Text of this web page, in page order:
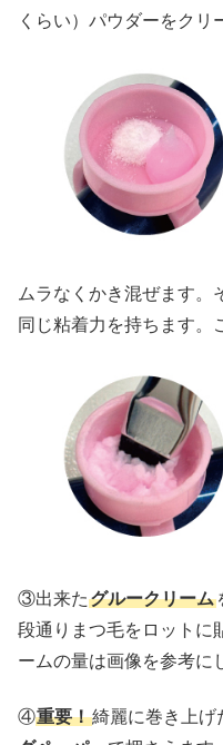
くらい）パウダーをクリ
ムラなくかき混ぜます。
同じ粘着力を持ちます。
③出来たグルークリーム
段通りまつ毛をロットに
ームの量は画像を参考
④重要！綺麗に巻き上げ